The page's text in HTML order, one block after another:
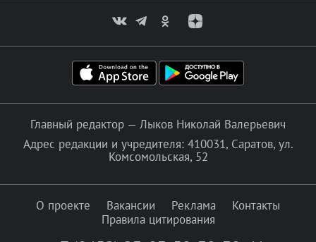
Главный редактор — Лыков Николай Валерьевич
Адрес редакции и учредителя: 410031, Саратов, ул.
Комсомольская, 52
О проекте Вакансии Реклама
Контакты
Правила цитирования